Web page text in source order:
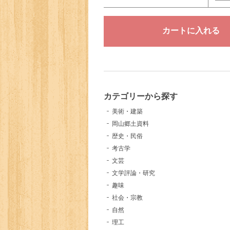
カテゴリーから探す
美術・建築
岡山郷土資料
歴史・民俗
考古学
文芸
文学評論・研究
趣味
社会・宗教
自然
理工